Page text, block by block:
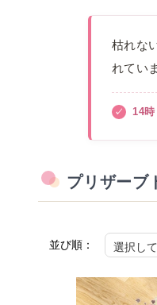
枯れな
れてい
14
プリザーブ
並び順：